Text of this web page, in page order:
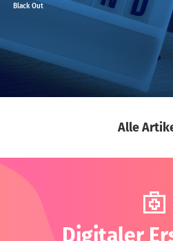
Black Out
Alle
Digitaler